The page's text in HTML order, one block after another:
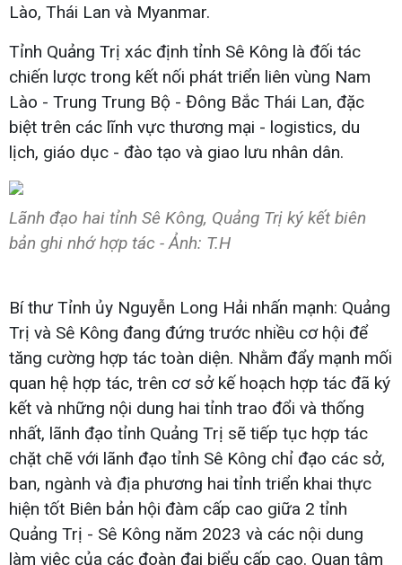
Lào, Thái Lan và Myanmar.
Tỉnh Quảng Trị xác định tỉnh Sê Kông là đối tác
chiến lược trong kết nối phát triển liên vùng Nam
Lào - Trung Trung Bộ - Đông Bắc Thái Lan, đặc
biệt trên các lĩnh vực thương mại - logistics, du
lịch, giáo dục - đào tạo và giao lưu nhân dân.
Lãnh đạo hai tỉnh Sê Kông, Quảng Trị ký kết biên
bản ghi nhớ hợp tác - Ảnh: T.H
Bí thư Tỉnh ủy Nguyễn Long Hải nhấn mạnh: Quảng
Trị và Sê Kông đang đứng trước nhiều cơ hội để
tăng cường hợp tác toàn diện. Nhằm đẩy mạnh mối
quan hệ hợp tác, trên cơ sở kế hoạch hợp tác đã ký
kết và những nội dung hai tỉnh trao đổi và thống
nhất, lãnh đạo tỉnh Quảng Trị sẽ tiếp tục hợp tác
chặt chẽ với lãnh đạo tỉnh Sê Kông chỉ đạo các sở,
ban, ngành và địa phương hai tỉnh triển khai thực
hiện tốt Biên bản hội đàm cấp cao giữa 2 tỉnh
Quảng Trị - Sê Kông năm 2023 và các nội dung
làm việc của các đoàn đại biểu cấp cao. Quan tâm